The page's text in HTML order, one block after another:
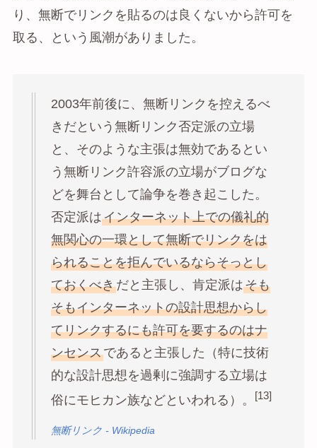
り、無断でリンクを貼るのは良くないから許可を
取る、という風潮がありました。
2003年前後に、無断リンクを控えるべ
きだという無断リンク否定派の立場
と、そのような主張は無効であるとい
う無断リンク許容派の立場がブログな
どを舞台として論争を巻き起こした。
否定派はインターネット上での儀礼的
無関心の一環として無断でリンクをは
られることを拒んでいるならそっとし
ておくべきだと主張し、肯定派はそも
そもインターネットの設計思想からし
てリンクするにも許可を要するのはナ
ンセンスであると主張した（特に技術
的な設計思想を過剰に強調する立場は
俗にモヒカン族などといわれる）。
[13]
無断リンク - Wikipedia